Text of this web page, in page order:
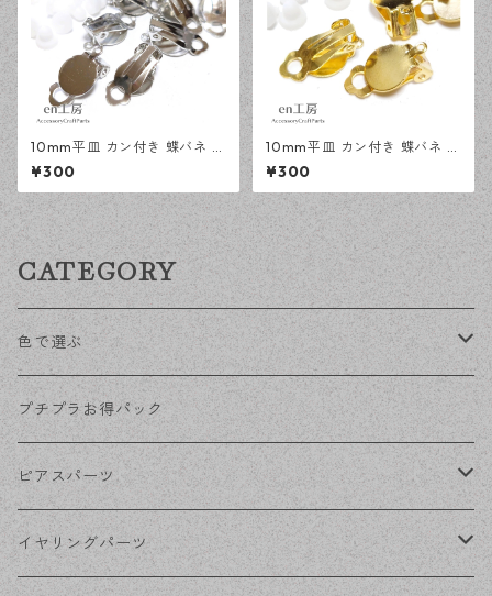
10mm平皿 カン付き 蝶バネ イ
ヤリング シルバー 20ピース
アクセサリーパーツ 【en工
房】
¥300
10mm平皿 カン付き 蝶バネ イ
ヤリング ゴールド 20ピース
アクセサリーパーツ 【en工
房】
¥300
CATEGORY
色で選ぶ
KCゴールド
ゴールド
シルバー
プチプラお得パック
ピアスパーツ
ポストピアス
イヤリングパーツ